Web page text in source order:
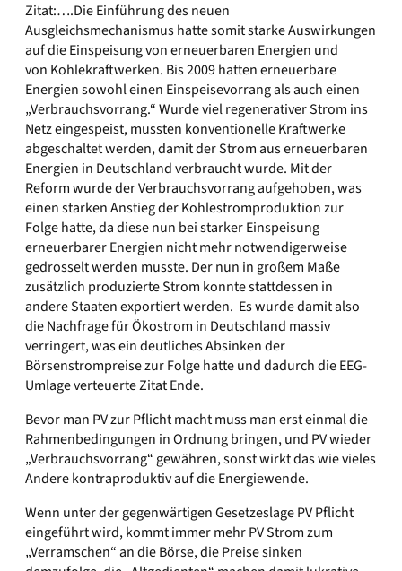
Zitat:….Die Einführung des neuen
Ausgleichsmechanismus hatte somit starke Auswirkungen
auf die Einspeisung von erneuerbaren Energien und
von Kohlekraftwerken. Bis 2009 hatten erneuerbare
Energien sowohl einen Einspeisevorrang als auch einen
„Verbrauchsvorrang.“ Wurde viel regenerativer Strom ins
Netz eingespeist, mussten konventionelle Kraftwerke
abgeschaltet werden, damit der Strom aus erneuerbaren
Energien in Deutschland verbraucht wurde. Mit der
Reform wurde der Verbrauchsvorrang aufgehoben, was
einen starken Anstieg der Kohlestromproduktion zur
Folge hatte, da diese nun bei starker Einspeisung
erneuerbarer Energien nicht mehr notwendigerweise
gedrosselt werden musste. Der nun in großem Maße
zusätzlich produzierte Strom konnte stattdessen in
andere Staaten exportiert werden. Es wurde damit also
die Nachfrage für Ökostrom in Deutschland massiv
verringert, was ein deutliches Absinken der
Börsenstrompreise zur Folge hatte und dadurch die EEG-
Umlage verteuerte Zitat Ende.
Bevor man PV zur Pflicht macht muss man erst einmal die
Rahmenbedingungen in Ordnung bringen, und PV wieder
„Verbrauchsvorrang“ gewähren, sonst wirkt das wie vieles
Andere kontraproduktiv auf die Energiewende.
Wenn unter der gegenwärtigen Gesetzeslage PV Pflicht
eingeführt wird, kommt immer mehr PV Strom zum
„Verramschen“ an die Börse, die Preise sinken